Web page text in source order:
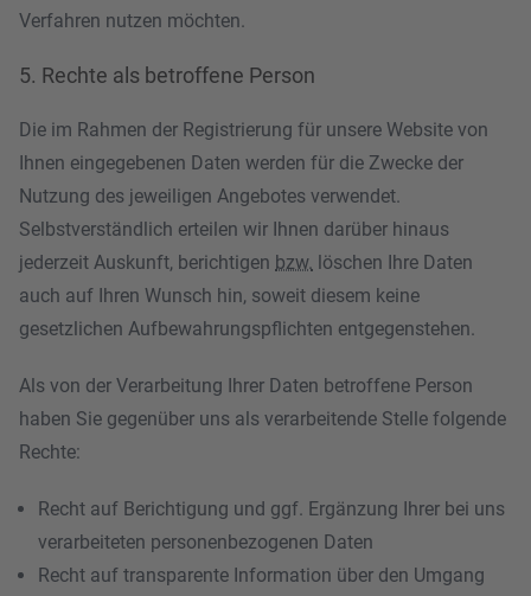
Verfahren nutzen möchten.
5. Rechte als betroffene Person
Die im Rahmen der Registrierung für unsere Website von
Ihnen eingegebenen Daten werden für die Zwecke der
Nutzung des jeweiligen Angebotes verwendet.
Selbstverständlich erteilen wir Ihnen darüber hinaus
jederzeit Auskunft, berichtigen bzw. löschen Ihre Daten
auch auf Ihren Wunsch hin, soweit diesem keine
gesetzlichen Aufbewahrungspflichten entgegenstehen.
Als von der Verarbeitung Ihrer Daten betroffene Person
haben Sie gegenüber uns als verarbeitende Stelle folgende
Rechte:
Recht auf Berichtigung und ggf. Ergänzung Ihrer bei uns
verarbeiteten personenbezogenen Daten
Recht auf transparente Information über den Umgang